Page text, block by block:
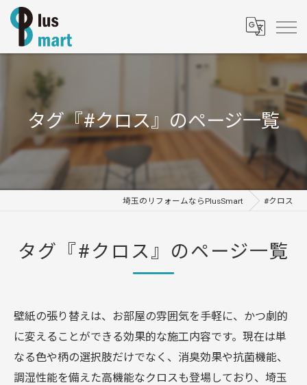
タグ『#クロス』のページ一覧
埼玉のリフォームならPlusSmart #クロス
タグ『#クロス』のページ一覧
壁紙の張り替えは、お部屋の雰囲気を手軽に、かつ劇的
に変えることができる効果的な施工内容です。現在は単
なる色や柄の選択肢だけでなく、消臭効果や抗菌機能、
調湿性能を備えた高機能なクロスも登場しており、埼玉